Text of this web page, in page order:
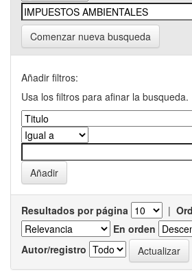
Comenzar nueva busqueda
Añadir filtros:
Usa los filtros para afinar la busqueda.
Resultados por página |
En orden
Autor/registro